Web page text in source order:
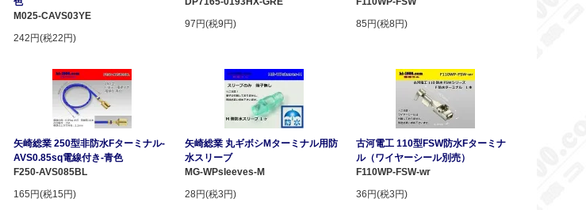
M025-CAVS03YE
242円(税22円)
97円(税9円)
85円(税8円)
矢崎総業 250型非防水Fターミナル-
AVS0.85sq電線付き-青色
F250-AVS085BL
165円(税15円)
矢崎総業 丸ギボシMターミナル用防
水スリーブ
MG-WPsleeves-M
28円(税3円)
古河電工 110型FSW防水Fターミナ
ル（ワイヤーシール別売）
F110WP-FSW-wr
36円(税3円)